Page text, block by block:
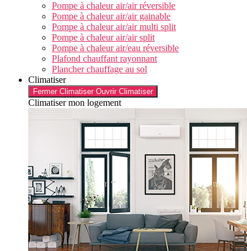
Pompe à chaleur air/air réversible
Pompe à chaleur air/air gainable
Pompe à chaleur air/air multi split
Pompe à chaleur air/air split
Pompe à chaleur air/eau réversible
Plafond chauffant rayonnant
Plancher chauffage au sol
Climatiser
Fermer Climatiser Ouvrir Climatiser
Climatiser mon logement